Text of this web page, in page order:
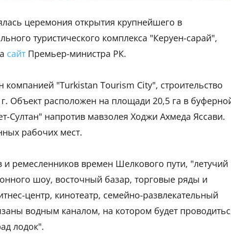
церемония открытия крупнейшего в
туристического комплекса "Керуен-сарай",
сайт Премьер-министра РК.
"Turkistan Tourism City", строительство
Объект расположен на площади 20,5 га в
Султан" напротив мавзолея Ходжи Ахмеда Яссави.
рабочих мест.
и ремесленников времен Шелкового пути, "летучий
шоу, восточный базар, торговые ряды и
центр, кинотеатр, семейно-развлекательный
водным каналом, на котором будет
лодок".